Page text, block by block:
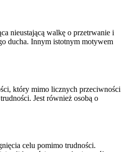
nieustającą walkę o przetrwanie i
ducha. Innym istotnym motywem
który mimo licznych przeciwności
Jest również osobą o
celu pomimo trudności.